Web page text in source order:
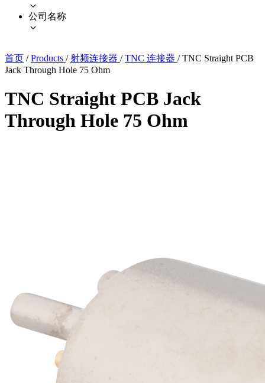
公司名称
首页 / Products / 射频连接器 / TNC 连接器 / TNC Straight PCB
Jack Through Hole 75 Ohm
TNC Straight PCB Jack
Through Hole 75 Ohm